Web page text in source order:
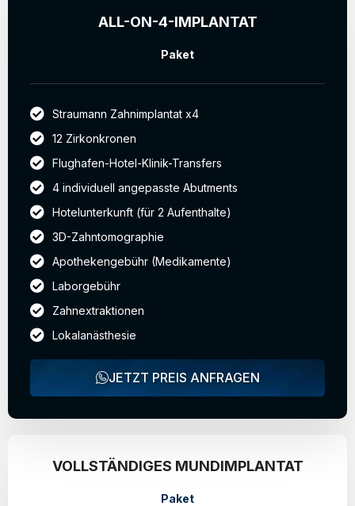
ALL-ON-4-IMPLANTAT
Paket
Straumann Zahnimplantat x4
12 Zirkonkronen
Flughafen-Hotel-Klinik-Transfers
4 individuell angepasste Abutments
Hotelunterkunft (für 2 Aufenthalte)
3D-Zahntomographie
Apothekengebühr (Medikamente)
Laborgebühr
Zahnextraktionen
Lokalanästhesie
JETZT PREIS ANFRAGEN
VOLLSTÄNDIGES MUNDIMPLANTAT
Paket